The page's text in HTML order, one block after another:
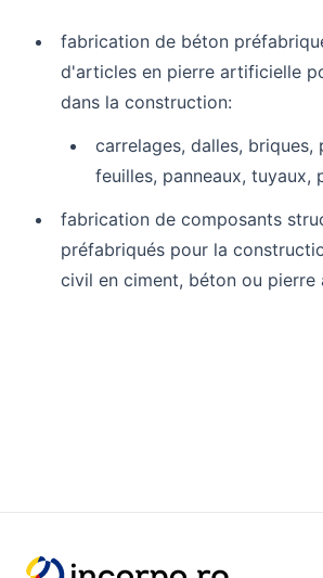
fabrication de béton
d'articles en pierre artificielle
dans la construction:
carrelages, dalles, briques,
feuilles, panneaux, tuyaux,
fabrication de composants
préfabriqués pour la
civil en ciment, béton ou